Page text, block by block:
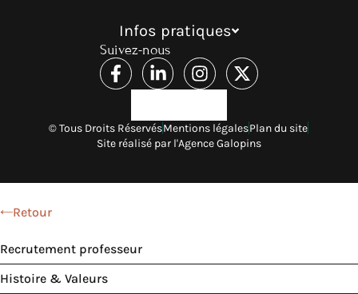
Infos pratiques
Suivez-nous
© Tous Droits RéservésMentions légalesPlan du site
Site réalisé par l'Agence Galopins
Retour
Recrutement professeur
Histoire & Valeurs